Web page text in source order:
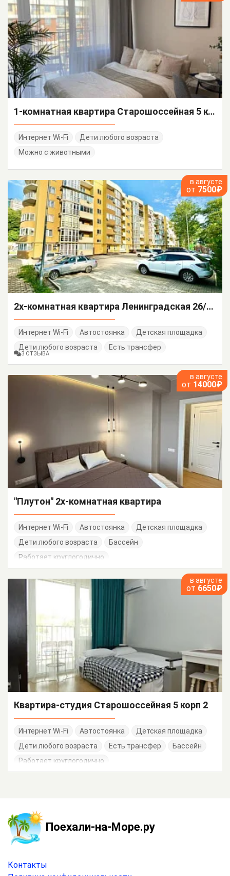
1-комнатная квартира Старошоссейная 5 корп 4
Интернет Wi-Fi
Дети любого возраста
Можно с животными
в августе
от 7500₽
2х-комнатная квартира Ленинградская 26/А/1
Интернет Wi-Fi Автостоянка
Детская площадка
Дети любого возраста
Есть трансфер
3 ОТЗЫВА
в августе
от 14000₽
"Плутон" 2х-комнатная квартира
Интернет Wi-Fi Автостоянка
Детская площадка
Дети любого возраста
Бассейн
Работает круглогодично
в августе
от 6650₽
Квартира-студия Старошоссейная 5 корп 2
Интернет Wi-Fi Автостоянка
Детская площадка
Дети любого возраста
Есть трансфер
Бассейн
Работает круглогодично
Поехали-на-Море.ру
Контакты